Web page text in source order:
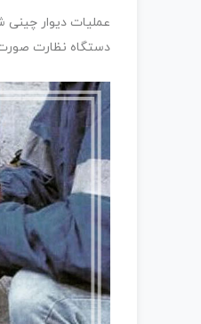
عملیات دیوار چینی
دستگاه نظارت